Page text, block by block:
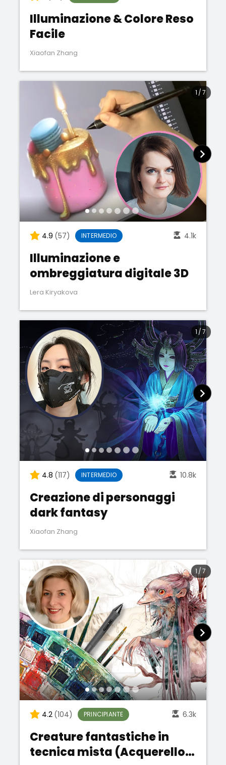
Illuminazione & Colore Reso
Facile
Xiaofan Zhang
4.9 (57) INTERMEDIO 4.1k
Illuminazione e
ombreggiatura digitale 3D
Lera Kiryakova
1 /7
4.8 (117) INTERMEDIO 10.8k
Creazione di personaggi
dark fantasy
Xiaofan Zhang
1 /7
4.2 (104) PRINCIPIANTE 6.3k
Creature fantastiche in
tecnica mista (Acquerello e
1 /7